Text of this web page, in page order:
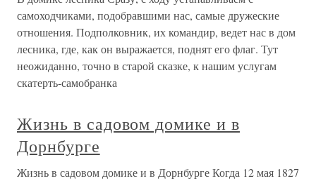
самоходчиками, подобравшими нас, самые дружеские
отношения. Подполковник, их командир, ведет нас в дом
лесника, где, как он выражается, поднят его флаг. Тут
неожиданно, точно в старой сказке, к нашим услугам
скатерть-самобранка
Жизнь в садовом домике и в
Дорнбурге
Жизнь в садовом домике и в Дорнбурге Когда 12 мая 1827